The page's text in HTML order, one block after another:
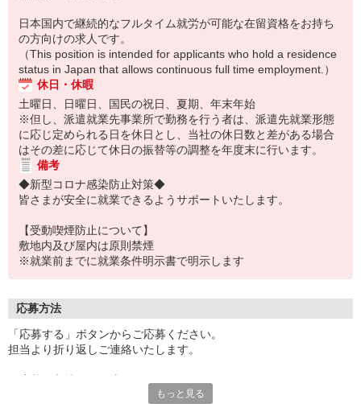
日本国内で継続的なフルタイム就労が可能な在留資格をお持ち
の方向けの求人です。
（This position is intended for applicants who hold a residence
status in Japan that allows continuous full time employment.）
休日・休暇
土曜日、日曜日、国民の祝日、夏期、年末年始
※但し、派遣就業先事業所で勤務を行う者は、派遣先就業形態
に応じ定められる日を休日とし、当社の休日数と差がある場合
はその差に応じて休日の振替等の調整を年度末に行います。
備考
◆新型コロナ感染防止対策◆
皆さまが安全に就業できるようサポートいたします。
【受動喫煙防止について】
敷地内及び屋内は原則禁煙
※就業前までに就業条件明示書で明示します
応募方法
「応募する」ボタンからご応募ください。
担当より折り返しご連絡いたします。
もっと見る